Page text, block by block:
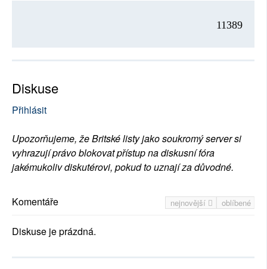
11389
Diskuse
Přihlásit
Upozorňujeme, že Britské listy jako soukromý server si
vyhrazují právo blokovat přístup na diskusní fóra
jakémukoliv diskutérovi, pokud to uznají za důvodné.
nejnovější oblíbené
Komentáře
Diskuse je prázdná.